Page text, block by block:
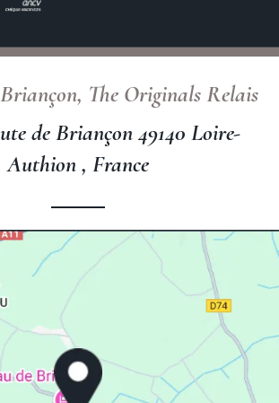
The Originals Relais
de Briançon 49140 Loire-
Authion , France